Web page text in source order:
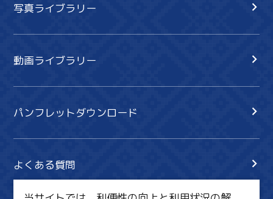
写真ライブラリー
動画ライブラリー
パンフレットダウンロード
よくある質問